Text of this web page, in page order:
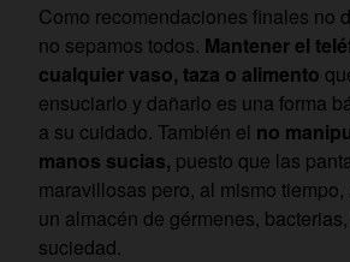
Como recomendaciones finales no
no sepamos todos. Mantener el
cualquier vaso, taza o alimento
ensuciarlo y dañarlo es una forma
a su cuidado. También el no
manos sucias, puesto que las
maravillosas pero, al mismo
un almacén de gérmenes,
suciedad.